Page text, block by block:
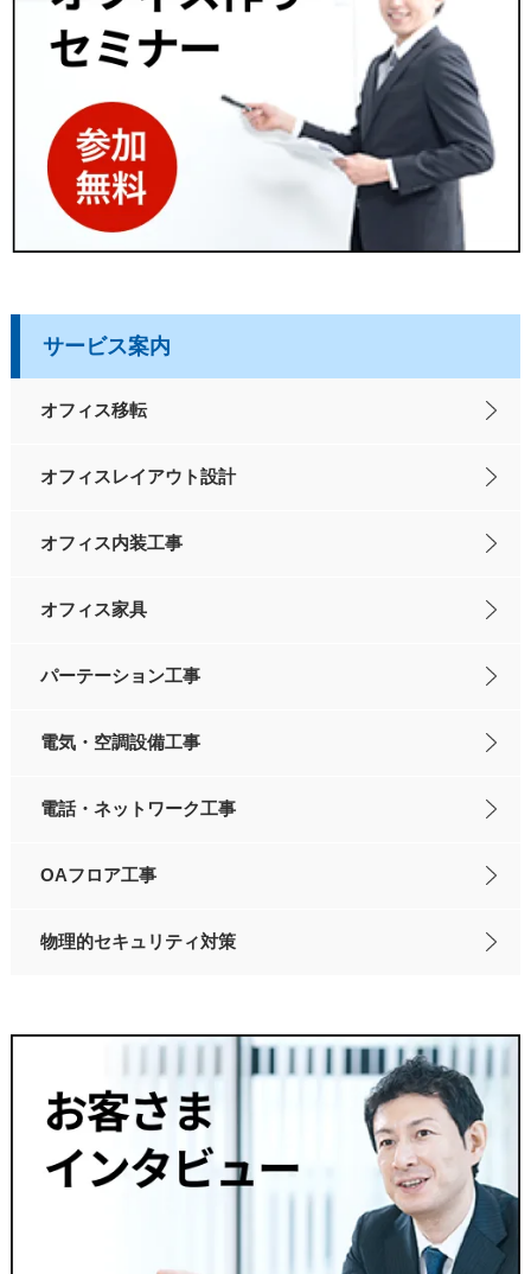
サービス案内
オフィス移転
オフィスレイアウト設計
オフィス内装工事
オフィス家具
パーテーション工事
電気・空調設備工事
電話・ネットワーク工事
OAフロア工事
物理的セキュリティ対策